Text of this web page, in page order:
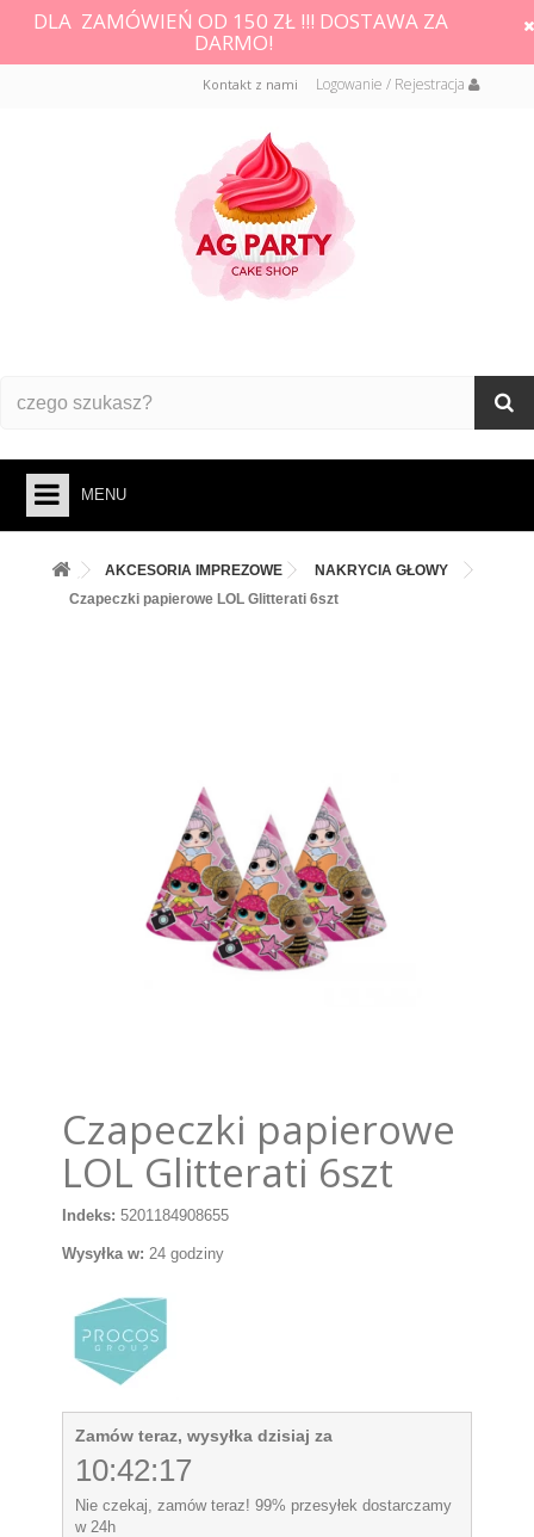
DLA ZAMÓWIEŃ OD 150 ZŁ !!! DOSTAWA ZA
DARMO!
Logowanie / Rejestracja
Kontakt z nami
MENU
PIECZENIE
PODKŁADY /PRZEKŁADKI/WSPORNIKI/BANKETÓWKI
AKCESORIA IMPREZOWE
NAKRYCIA GŁOWY
Czapeczki papierowe LOL Glitterati 6szt
Czapeczki papierowe
LOL Glitterati 6szt
Indeks: 5201184908655
Wysyłka w: 24 godziny
Zamów teraz, wysyłka dzisiaj za
10:42:17
Nie czekaj, zamów teraz! 99% przesyłek dostarczamy
w 24h